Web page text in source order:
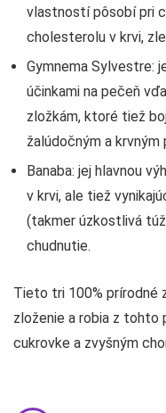
vlastností pôsobí pri
cholesterolu v krvi,
Gymnema Sylvestre:
účinkami na pečeň
zložkám, ktoré tiež
žalúdočným a krvným
Banaba: jej hlavnou
v krvi, ale tiež
(takmer úzkostlivá
chudnutie.
Tieto tri 100% prírodné
zloženie a robia z tohto
cukrovke a zvyšným